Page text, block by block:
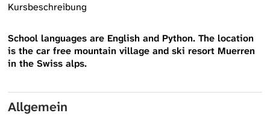
Kursbeschreibung
School languages are English and Python. The location
is the car free mountain village and ski resort Muerren
in the Swiss alps.
Allgemein